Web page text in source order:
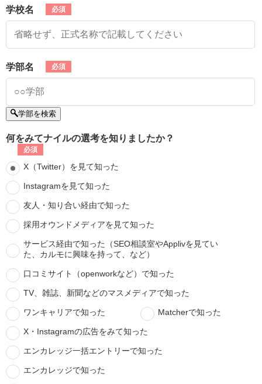
学校名
学部名
学部を検索
何をみてナイルの選考を知りましたか？
X（Twitter）を見て知った
Instagramを見て知った
友人・知り合い経由で知った
採用オウンドメディアを見て知った
サービス経由で知った（SEO相談室やApplivを見てい
た、カルモに興味を持って、など）
口コミサイト（openworkなど）で知った
TV、雑誌、新聞などのマスメディアで知った
ワンキャリアで知った Matcherで知った
X・Instagramの広告をみて知った
エンカレッジ一括エントリーで知った
エンカレッジで知った